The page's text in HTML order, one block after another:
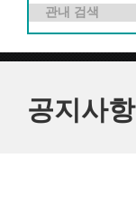
공지사항